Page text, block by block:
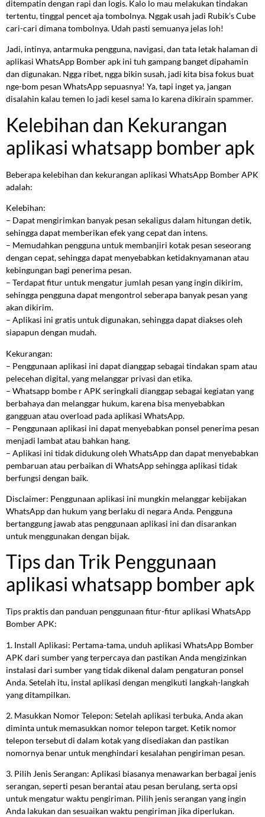
ditempatin dengan rapi dan logis. Kalo lo mau melakukan tindakan
tertentu, tinggal pencet aja tombolnya. Nggak usah jadi Rubik’s Cube
cari-cari dimana tombolnya. Udah pasti semuanya jelas loh!
Jadi, intinya, antarmuka pengguna, navigasi, dan tata letak halaman di
aplikasi WhatsApp Bomber apk ini tuh gampang banget dipahamin
dan digunakan. Ngga ribet, ngga bikin susah, jadi kita bisa fokus buat
nge-bom pesan WhatsApp sepuasnya! Ya, tapi inget ya, jangan
disalahin kalau temen lo jadi kesel sama lo karena dikirain spammer.
Kelebihan dan Kekurangan
aplikasi whatsapp bomber apk
Beberapa kelebihan dan kekurangan aplikasi WhatsApp Bomber APK
adalah:
Kelebihan:
– Dapat mengirimkan banyak pesan sekaligus dalam hitungan detik,
sehingga dapat memberikan efek yang cepat dan intens.
– Memudahkan pengguna untuk membanjiri kotak pesan seseorang
dengan cepat, sehingga dapat menyebabkan ketidaknyamanan atau
kebingungan bagi penerima pesan.
– Terdapat fitur untuk mengatur jumlah pesan yang ingin dikirim,
sehingga pengguna dapat mengontrol seberapa banyak pesan yang
akan dikirim.
– Aplikasi ini gratis untuk digunakan, sehingga dapat diakses oleh
siapapun dengan mudah.
Kekurangan:
– Penggunaan aplikasi ini dapat dianggap sebagai tindakan spam atau
pelecehan digital, yang melanggar privasi dan etika.
– Whatsapp bombe r APK seringkali dianggap sebagai kegiatan yang
berbahaya dan melanggar hukum, karena bisa menyebabkan
gangguan atau overload pada aplikasi WhatsApp.
– Penggunaan aplikasi ini dapat menyebabkan ponsel penerima pesan
menjadi lambat atau bahkan hang.
– Aplikasi ini tidak didukung oleh WhatsApp dan dapat menyebabkan
pembaruan atau perbaikan di WhatsApp sehingga aplikasi tidak
berfungsi dengan baik.
Disclaimer: Penggunaan aplikasi ini mungkin melanggar kebijakan
WhatsApp dan hukum yang berlaku di negara Anda. Pengguna
bertanggung jawab atas penggunaan aplikasi ini dan disarankan
untuk menggunakan dengan bijak.
Tips dan Trik Penggunaan
aplikasi whatsapp bomber apk
Tips praktis dan panduan penggunaan fitur-fitur aplikasi WhatsApp
Bomber APK:
1. Install Aplikasi: Pertama-tama, unduh aplikasi WhatsApp Bomber
APK dari sumber yang terpercaya dan pastikan Anda mengizinkan
instalasi dari sumber yang tidak dikenal dalam pengaturan ponsel
Anda. Setelah itu, instal aplikasi dengan mengikuti langkah-langkah
yang ditampilkan.
2. Masukkan Nomor Telepon: Setelah aplikasi terbuka, Anda akan
diminta untuk memasukkan nomor telepon target. Ketik nomor
telepon tersebut di dalam kotak yang disediakan dan pastikan
nomornya benar untuk menghindari kesalahan pengiriman pesan.
3. Pilih Jenis Serangan: Aplikasi biasanya menawarkan berbagai jenis
serangan, seperti pesan berantai atau pesan berulang, serta opsi
untuk mengatur waktu pengiriman. Pilih jenis serangan yang ingin
Anda lakukan dan sesuaikan waktu pengiriman jika diperlukan.